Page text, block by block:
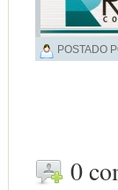
POSTADO
0